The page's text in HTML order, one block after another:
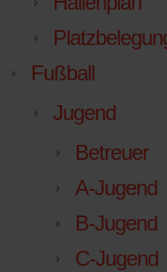
Fußball
Jugend
Betreuer
A-Jugend
B-Jugend
C-Jugend